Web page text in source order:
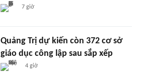
7 giờ
Quảng Trị dự kiến còn 372 cơ sở
giáo dục công lập sau sắp xếp
4 giờ